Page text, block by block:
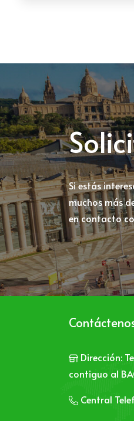
Si estás
muchos más
en contacto
Dirección:
contiguo al
Central